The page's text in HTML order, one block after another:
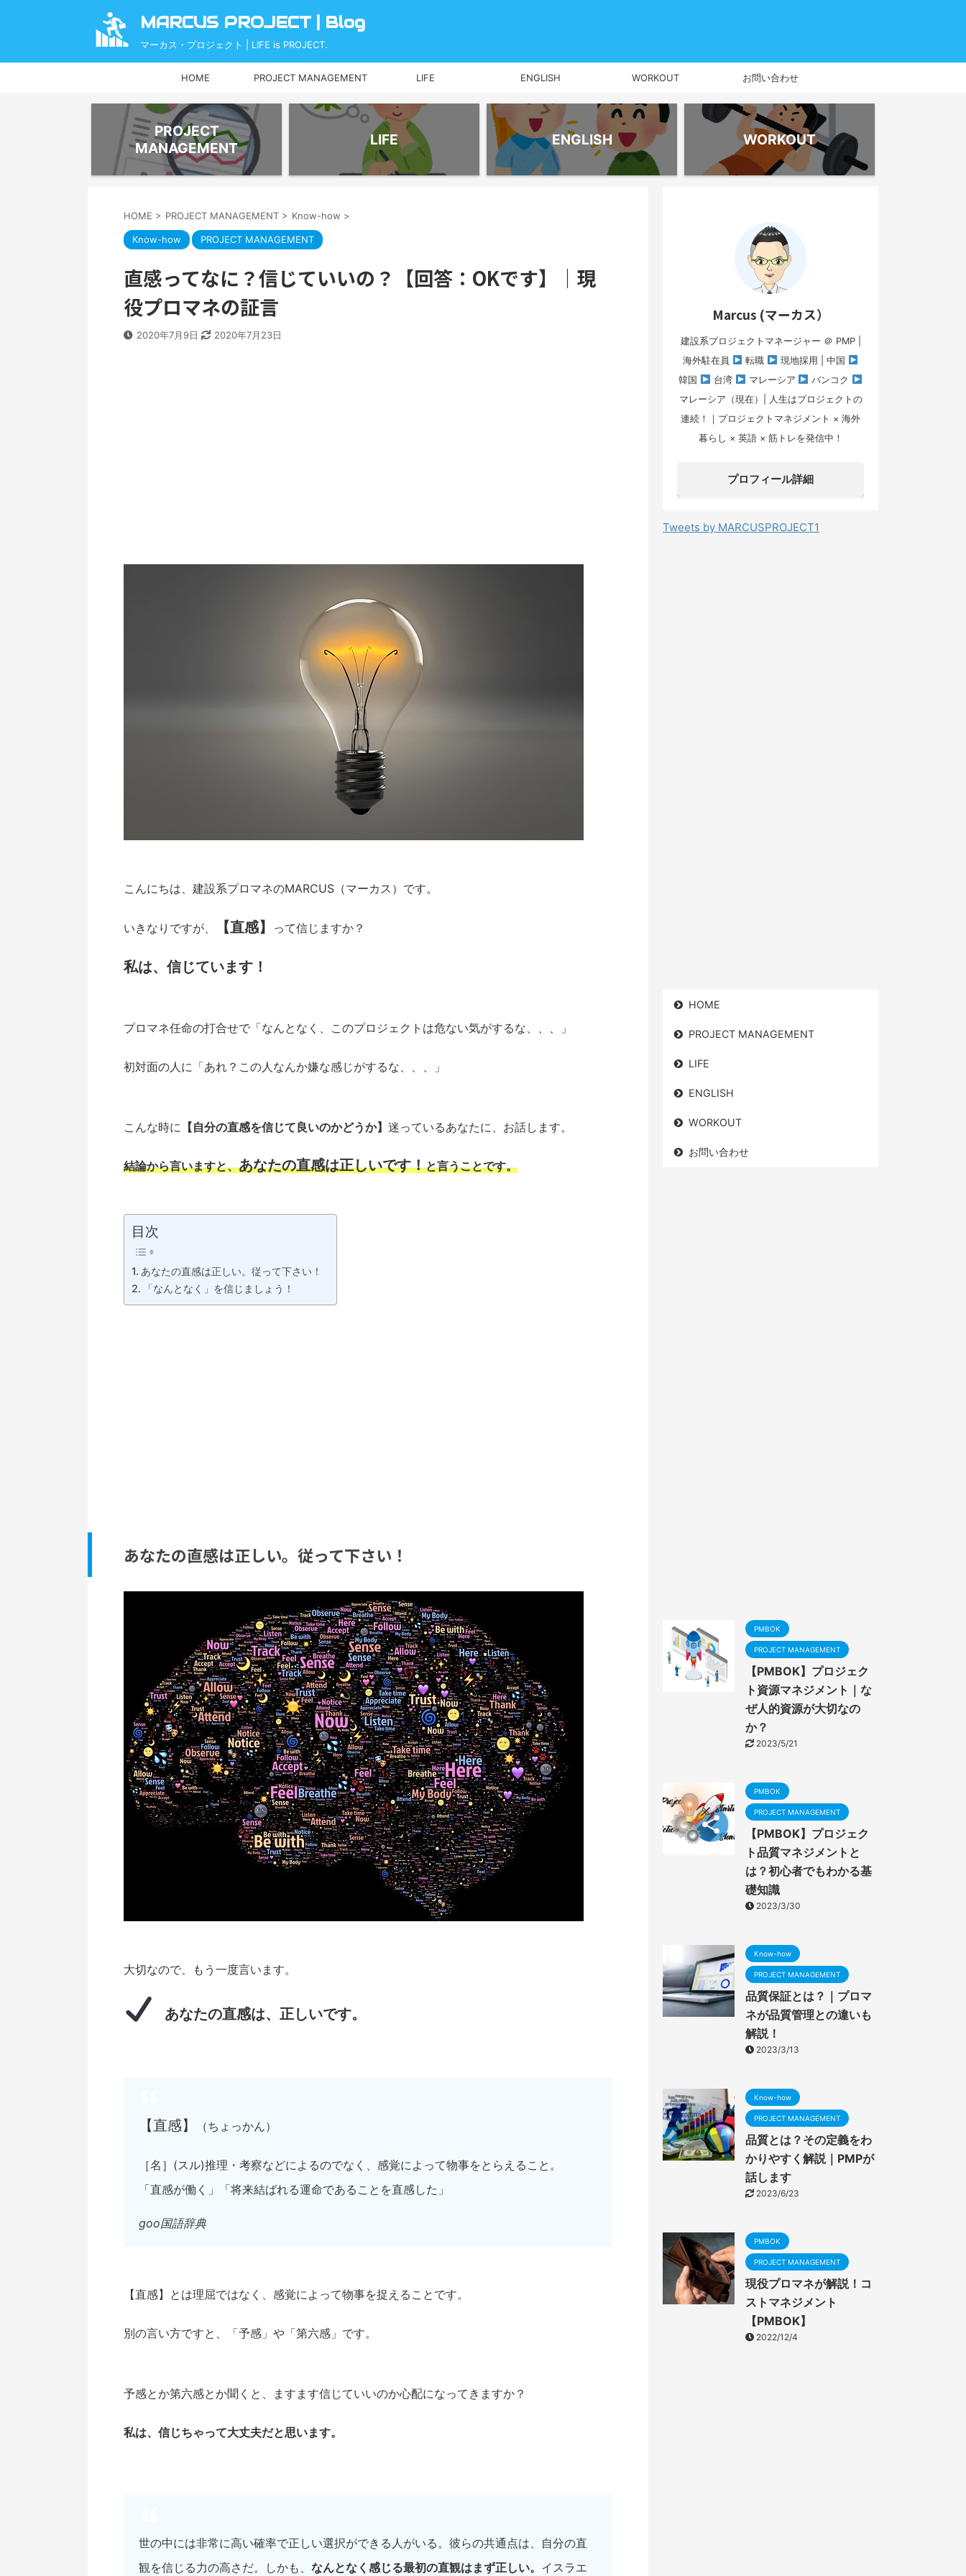
MARCUS PROJECT | Blog
マーカス・プロジェクト | LIFE is PROJECT.
HOME PROJECT MANAGEMENT LIFE ENGLISH WORKOUT お問い合わせ
PROJECT
MANAGEMENT
LIFE ENGLISH WORKOUT
HOME > PROJECT MANAGEMENT > Know-how >
Know-how PROJECT MANAGEMENT
直感ってなに？信じていいの？【回答：OKです】｜現
役プロマネの証言
2020年7月9日 2020年7月23日
こんにちは、建設系プロマネのMARCUS（マーカス）です。
いきなりですが、 【直感】 って信じますか？
私は、信じています！
プロマネ任命の打合せで「なんとなく、このプロジェクトは危ない気がするな、、、」
初対面の人に「あれ？この人なんか嫌な感じがするな、、、」
こんな時に 【自分の直感を信じて良いのかどうか】 迷っているあなたに、お話します。
結論から言いますと、あなたの直感は正しいです！と言うことです。
目次
あなたの直感は正しい。従って下さい！
「なんとなく」を信じましょう！
あなたの直感は正しい。従って下さい！
大切なので、もう一度言います。
あなたの直感は、正しいです。
【直感】 （ちょっかん）
［名］(スル)推理・考察などによるのでなく、感覚によって物事をとらえること。
「直感が働く」「将来結ばれる運命であることを直感した」
goo国語辞典
【直感】とは理屈ではなく、感覚によって物事を捉えることです。
別の言い方ですと、「予感」や「第六感」です。
予感とか第六感とか聞くと、ますます信じていいのか心配になってきますか？
私は、信じちゃって大丈夫だと思います。
世の中には非常に高い確率で正しい選択ができる人がいる。彼らの共通点は、自分の直
観を信じる力の高さだ。しかも、 なんとなく感じる最初の直観はまず正しい。 イスラエ
Marcus (マーカス）
建設系プロジェクトマネージャー ＠ PMP |
海外駐在員
転職
現地採用 | 中国
韓国
台湾 マレーシア
バンコク
マレーシア（現在）| 人生はプロジェクトの
連続！｜プロジェクトマネジメント × 海外
暮らし × 英語 × 筋トレを発信中！
プロフィール詳細
Tweets by MARCUSPROJECT1
HOME
PROJECT MANAGEMENT
LIFE
ENGLISH
WORKOUT
お問い合わせ
PMBOK
PROJECT MANAGEMENT
【PMBOK】プロジェク
ト資源マネジメント｜な
ぜ人的資源が大切なの
か？
2023/5/21
PMBOK
PROJECT MANAGEMENT
【PMBOK】プロジェク
ト品質マネジメントと
は？初心者でもわかる基
礎知識
2023/3/30
Know-how
PROJECT MANAGEMENT
品質保証とは？｜プロマ
ネが品質管理との違いも
解説！
2023/3/13
Know-how
PROJECT MANAGEMENT
品質とは？その定義をわ
かりやすく解説｜PMPが
話します
2023/6/23
PMBOK
PROJECT MANAGEMENT
現役プロマネが解説！コ
ストマネジメント
【PMBOK】
2022/12/4